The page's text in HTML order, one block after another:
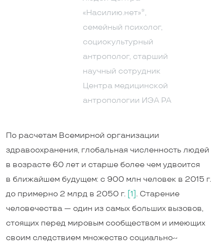
«Насилию.нет»*,
семейный психолог,
социокультурный
антрополог, старший
научный сотрудник
Центра медицинской
антропологии ИЭА РА
По расчетам Всемирной организации
здравоохранения, глобальная численность людей
в возрасте 60 лет и старше более чем удвоится
в ближайшем будущем: с 900 млн человек в 2015 г.
до примерно 2 млрд в 2050 г. [1] . Старение
человечества — один из самых больших вызовов,
стоящих перед мировым сообществом и имеющих
своим следствием множество социально-­